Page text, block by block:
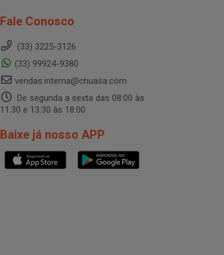
Fale Conosco
(33) 3225-3126
(33) 99924-9380
vendas.interna@chuasa.com
De segunda a sexta das 08:00 às
11:30 e 13:30 às 18:00
Baixe já nosso APP